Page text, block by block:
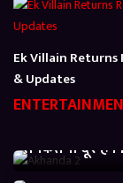
Ek Villain Returns
& Updates
से कितनी दूर है